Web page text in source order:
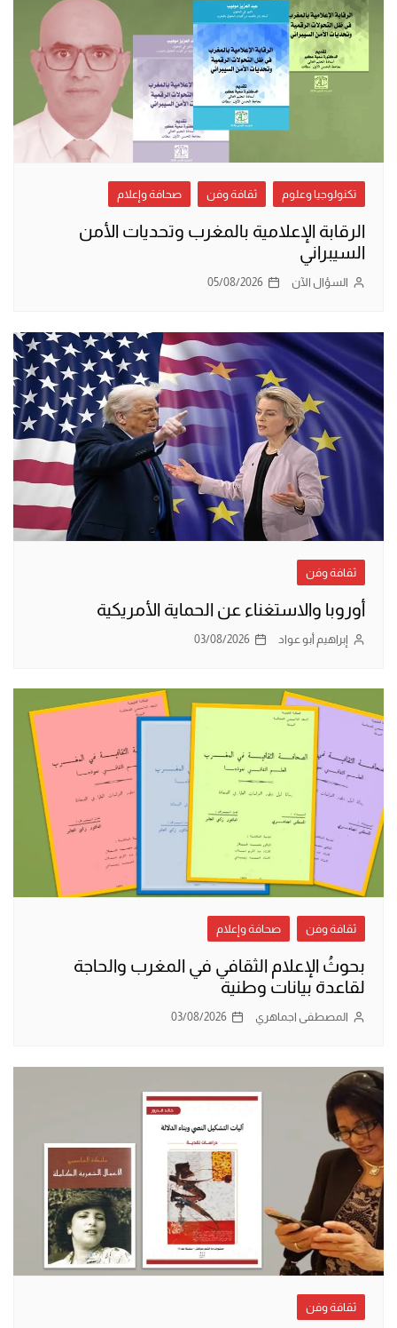
تكنولوجيا وعلوم ثقافة وفن صحافة وإعلام
الرقابة الإعلامية بالمغرب وتحديات الأمن
السيبراني
السؤال الآن 05/08/2026
ثقافة وفن
أوروبا والاستغناء عن الحماية الأمريكية
إبراهيم أبو عواد 03/08/2026
ثقافة وفن صحافة وإعلام
بحوثُ الإعلام الثقافي في المغرب والحاجة
لقاعدة بيانات وطنية
المصطفى اجماهري 03/08/2026
ثقافة وفن